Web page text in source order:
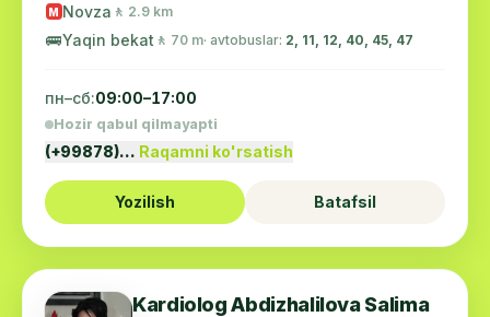
M Novza 🚶 2.9 km
🚌Yaqin bekat 🚶 70 m· avtobuslar: 2, 11, 12, 40, 45, 47
пн–сб:09:00–17:00
Hozir qabul qilmayapti
(+99878)… Raqamni ko'rsatish
Yozilish Batafsil
Kardiolog Abdizhalilova Salima